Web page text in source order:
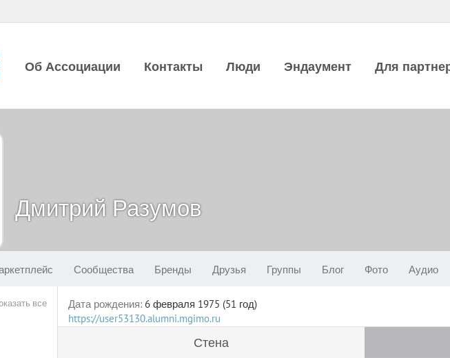
Об Ассоциации Контакты Люди Эндаумент Для
Дмитрий Разумов
Сообщества Бренды Друзья Группы Блог Фото Аудио
все Дата рождения: 6 февраля 1975 (51 год)
https://user53130.alumni.mgimo.ru
Стена